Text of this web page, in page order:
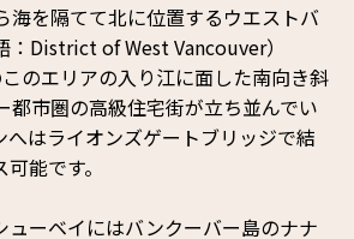
海を隔てて北に位置するウエストバ
：District of West Vancouver）
のエリアの入り江に面した南向き斜
都市圏の高級住宅街が立ち並んでい
へはライオンズゲートブリッジで結
能です。
ューベイにはバンクーバー島のナナ